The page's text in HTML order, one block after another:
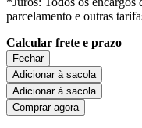
parcelamento e outras
Calcular frete e prazo
Fechar
Adicionar à sacola
Adicionar à sacola
Comprar agora